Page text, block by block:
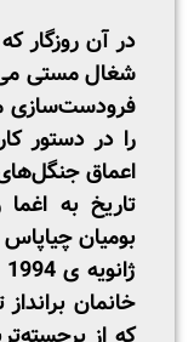
در آن روزگار
شغال مستی
فرودست‌سازی
را در دستور
اعماق
تاریخ به
بومیان
خانمان